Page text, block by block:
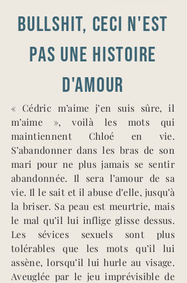
BULLSHIT, ceci n'est
pas une histoire
d'amour
« Cédric m’aime j’en suis sûre, il
m’aime », voilà les mots qui
maintiennent Chloé en vie.
S’abandonner dans les bras de son
mari pour ne plus jamais se sentir
abandonnée. Il sera l’amour de sa
vie. Il le sait et il abuse d’elle, jusqu’à
la briser.​ Sa peau est meurtrie, mais
le mal qu’il lui inflige glisse dessus.
Les sévices sexuels sont plus
tolérables que les mots qu’il lui
assène, lorsqu’il lui hurle au visage.
Aveuglée par le jeu imprévisible de